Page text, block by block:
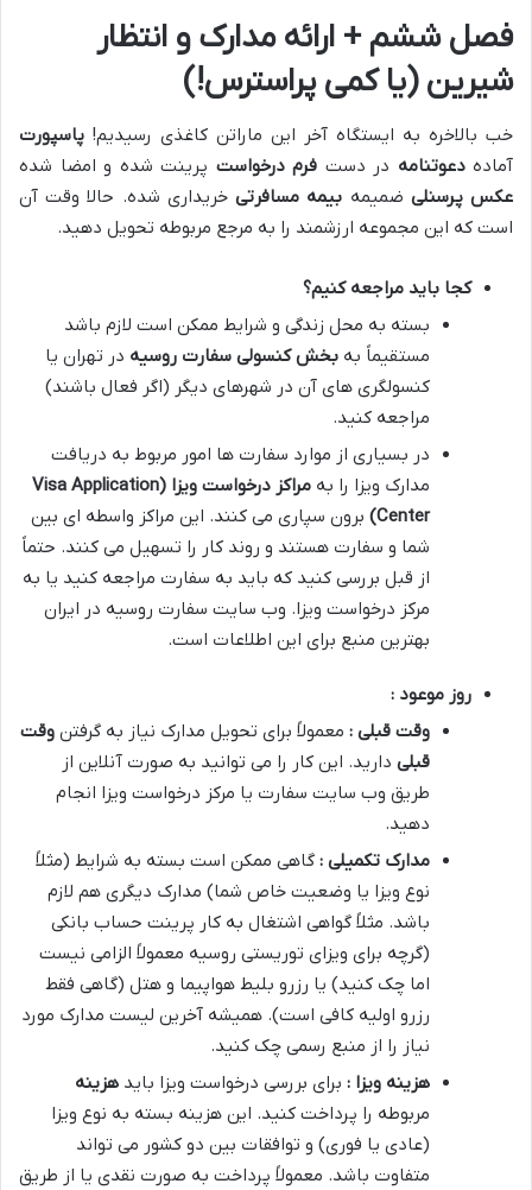
فصل ششم + ارائه مدارک و انتظار
شیرین (یا کمی پراسترس!)
خب بالاخره به ایستگاه آخر این ماراتن کاغذی رسیدیم! پاسپورت
آمادهدعوتنامه در دست فرم درخواست پرینت شده و امضا شده
عکس پرسنلی ضمیمه بیمه مسافرتیخریداری شده. حالا وقت آن
است که این مجموعه ارزشمند را به مرجع مربوطه تحویل دهید.
کجا باید مراجعه کنیم؟
بسته به محل زندگی و شرایط ممکن است لازم باشد
مستقیماً به بخش کنسولی سفارت روسیه در تهران یا
کنسولگری های آن در شهرهای دیگر (اگر فعال باشند)
مراجعه کنید.
در بسیاری از موارد سفارت ها امور مربوط به دریافت
مدارک ویزا را به مراکز درخواست ویزا (Visa Application
Center) برون سپاری می کنند. این مراکز واسطه ای بین
شما و سفارت هستند و روند کار را تسهیل می کنند. حتماً
از قبل بررسی کنید که باید به سفارت مراجعه کنید یا به
مرکز درخواست ویزا. وب سایت سفارت روسیه در ایران
بهترین منبع برای این اطلاعات است.
روز موعود :
وقت قبلی : معمولاً برای تحویل مدارک نیاز به گرفتن وقت
قبلی دارید. این کار را می توانید به صورت آنلاین از
طریق وب سایت سفارت یا مرکز درخواست ویزا انجام
دهید.
مدارک تکمیلی : گاهی ممکن است بسته به شرایط (مثلاً
نوع ویزا یا وضعیت خاص شما) مدارک دیگری هم لازم
باشد. مثلاً گواهی اشتغال به کار پرینت حساب بانکی
(گرچه برای ویزای توریستی روسیه معمولاً الزامی نیست
اما چک کنید) یا رزرو بلیط هواپیما و هتل (گاهی فقط
رزرو اولیه کافی است). همیشه آخرین لیست مدارک مورد
نیاز را از منبع رسمی چک کنید.
هزینه ویزا : برای بررسی درخواست ویزا باید هزینه
مربوطه را پرداخت کنید. این هزینه بسته به نوع ویزا
(عادی یا فوری) و توافقات بین دو کشور می تواند
متفاوت باشد. معمولاً پرداخت به صورت نقدی یا از طریق